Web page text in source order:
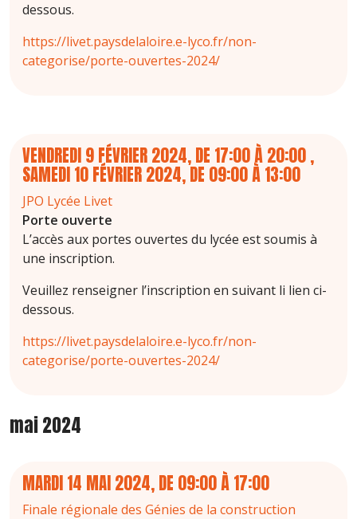
dessous.
https://livet.paysdelaloire.e-lyco.fr/non-
categorise/porte-ouvertes-2024/
VENDREDI 9 FÉVRIER 2024, DE 17:00À20:00,
SAMEDI 10 FÉVRIER 2024, DE 09:00À13:00
JPO Lycée Livet
Porte ouverte
L’accès aux portes ouvertes du lycée est soumis à
une inscription.
Veuillez renseigner l’inscription en suivant li lien ci-
dessous.
https://livet.paysdelaloire.e-lyco.fr/non-
categorise/porte-ouvertes-2024/
mai 2024
MARDI 14 MAI 2024, DE 09:00À17:00
Finale régionale des Génies de la construction